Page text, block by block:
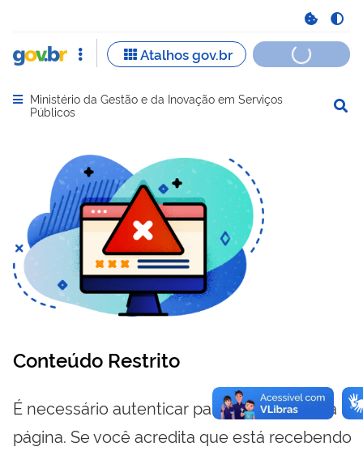
Abrir menu principal de navegação
Ministério da Gestão e da Inovação em Serviços
Públicos
Conteúdo Restrito
É necessário autenticar para visualizar essa
página. Se você acredita que está recebendo